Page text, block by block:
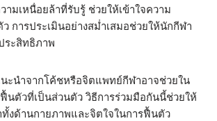
ามเหนื่อยล้าที่รับรู้ ช่วยให้เข้าใจความ
การประเมินอย่างสม่ำเสมอช่วยให้นักกีฬา
ระสิทธิภาพ
ะนำจากโค้ชหรือจิตแพทย์กีฬาอาจช่วยใน
นตัวที่เป็นส่วนตัว วิธีการร่วมมือกันนี้ช่วยให้
งด้านกายภาพและจิตใจในการฟื้นตัว